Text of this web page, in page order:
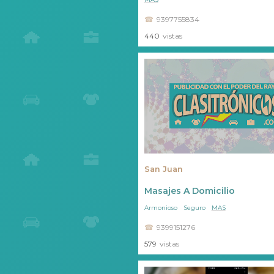
9397755834
440 vistas
San Juan
Masajes A Domicilio
9399151276
Armonioso Seguro MAS
579 vistas